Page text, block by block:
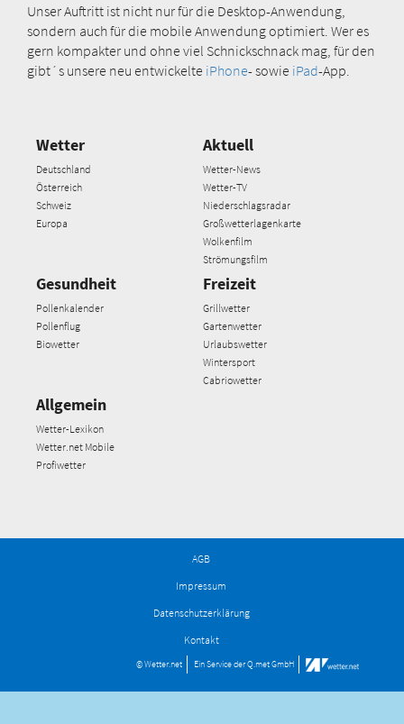
Unser Auftritt ist nicht nur für die Desktop-Anwendung,
sondern auch für die mobile Anwendung optimiert. Wer es
gern kompakter und ohne viel Schnickschnack mag, für den
gibt´s unsere neu entwickelte iPhone- sowie iPad-App.
Wetter
Deutschland
Österreich
Schweiz
Europa
Aktuell
Wetter-News
Wetter-TV
Niederschlagsradar
Großwetterlagenkarte
Wolkenfilm
Strömungsfilm
Gesundheit
Pollenkalender
Pollenflug
Biowetter
Freizeit
Grillwetter
Gartenwetter
Urlaubswetter
Wintersport
Cabriowetter
Allgemein
Wetter-Lexikon
Wetter.net Mobile
Profiwetter
AGB
Impressum
Datenschutzerklärung
Kontakt
© Wetter.net Ein Service derQ.met GmbH